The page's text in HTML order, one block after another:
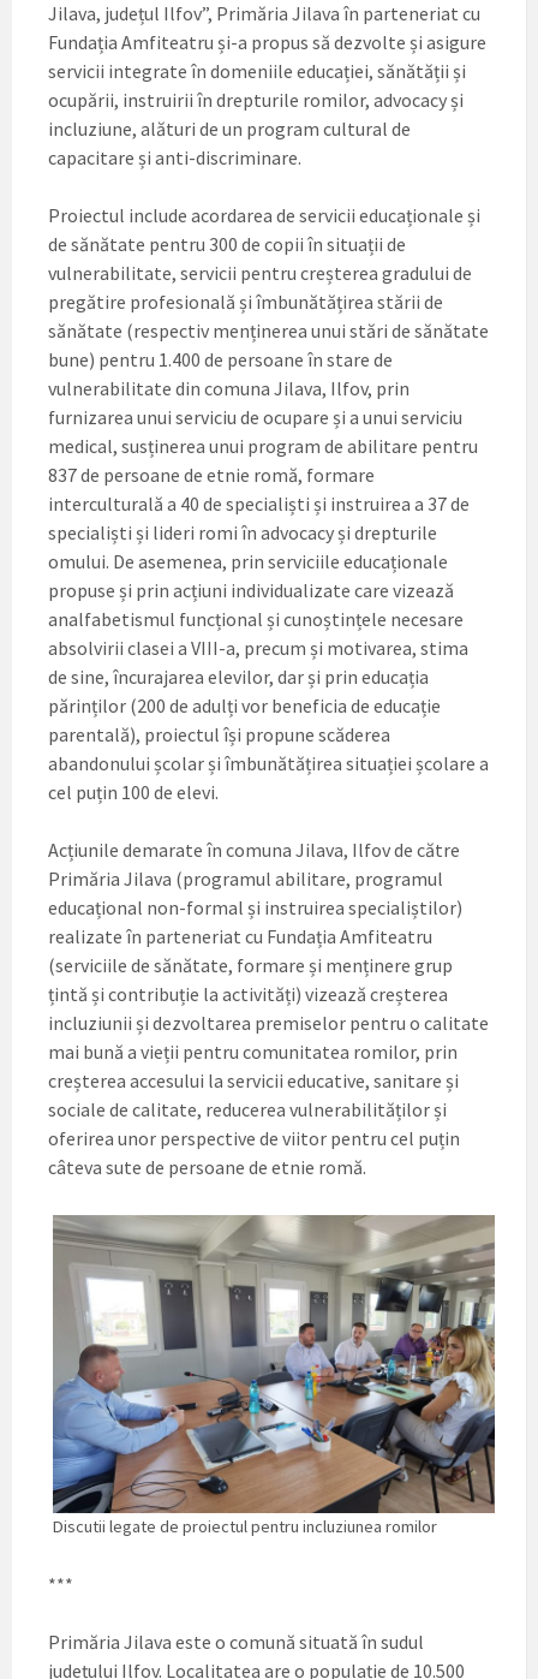
Jilava, județul Ilfov”, Primăria Jilava în parteneriat cu
Fundația Amfiteatru și-a propus să dezvolte și asigure
servicii integrate în domeniile educației, sănătății și
ocupării, instruirii în drepturile romilor, advocacy și
incluziune, alături de un program cultural de
capacitare și anti-discriminare.
Proiectul include acordarea de servicii educaționale și
de sănătate pentru 300 de copii în situații de
vulnerabilitate, servicii pentru creșterea gradului de
pregătire profesională și îmbunătățirea stării de
sănătate (respectiv menținerea unui stări de sănătate
bune) pentru 1.400 de persoane în stare de
vulnerabilitate din comuna Jilava, Ilfov, prin
furnizarea unui serviciu de ocupare și a unui serviciu
medical, susținerea unui program de abilitare pentru
837 de persoane de etnie romă, formare
interculturală a 40 de specialiști și instruirea a 37 de
specialiști și lideri romi în advocacy și drepturile
omului. De asemenea, prin serviciile educaționale
propuse și prin acțiuni individualizate care vizează
analfabetismul funcțional și cunoștințele necesare
absolvirii clasei a VIII-a, precum și motivarea, stima
de sine, încurajarea elevilor, dar și prin educația
părinților (200 de adulți vor beneficia de educație
parentală), proiectul își propune scăderea
abandonului școlar și îmbunătățirea situației școlare a
cel puțin 100 de elevi.
Acțiunile demarate în comuna Jilava, Ilfov de către
Primăria Jilava (programul abilitare, programul
educațional non-formal și instruirea specialiștilor)
realizate în parteneriat cu Fundația Amfiteatru
(serviciile de sănătate, formare și menținere grup
țintă și contribuție la activități) vizează creșterea
incluziunii și dezvoltarea premiselor pentru o calitate
mai bună a vieții pentru comunitatea romilor, prin
creșterea accesului la servicii educative, sanitare și
sociale de calitate, reducerea vulnerabilităților și
oferirea unor perspective de viitor pentru cel puțin
câteva sute de persoane de etnie romă.
Discutii legate de proiectul pentru incluziunea romilor
***
Primăria Jilava este o comună situată în sudul
județului Ilfov. Localitatea are o populație de 10.500